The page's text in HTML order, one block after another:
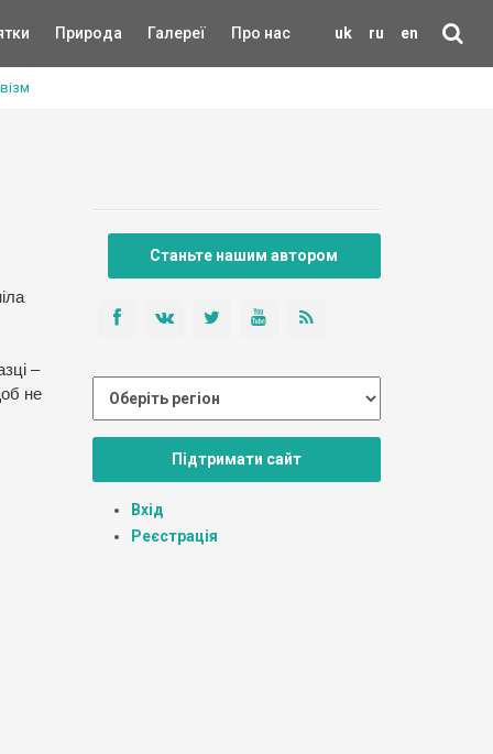
uk ru en
Природа Галереї Про нас
–
не
Станьте нашим автором
Підтримати сайт
Вхід
Реєстрація